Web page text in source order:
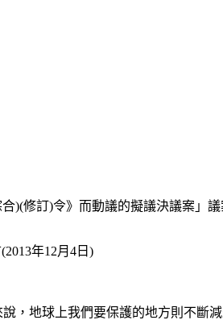
)(修訂)令》而動議的擬議決議案」議
年12月4日)
，地球上我們要保護的地方則不斷